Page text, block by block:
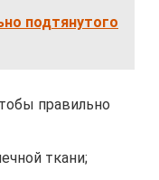
подтянутого
правильно
ткани;